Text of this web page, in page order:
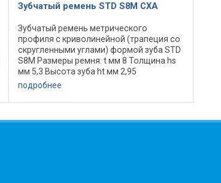
Зубчатый ремень STD S8M CXA
Зубчатый ремень метрического
профиля с криволинейной (трапеция со
скругленными углами) формой зуба STD
S8M Размеры ремня: t мм 8 Толщина hs
мм 5,3 Высота зуба ht мм 2,95
Номинальная длина Lp/Lw мм ...
Количество зубьев ... Минимальный
диаметр шкива ...
подробнее